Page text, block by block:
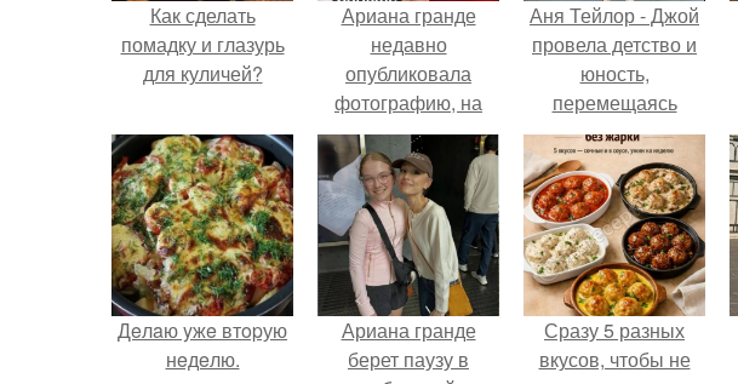
Как сделать
помадку и глазурь
для куличей?
Ариана гранде
недавно
опубликовала
фотографию, на
которой она
запечатлена вместе
с одной из своих
поклонниц.
Аня Тейлор - Джой
провела детство и
юность,
перемещаясь
между двумя
совершенно
разными
культурами -
Аргентиной и
Великобританией.
Дeлaю yжe втopую
нeдeлю.
Ариана гранде
берет паузу в
Сразу 5 разных
вкусов, чтобы не